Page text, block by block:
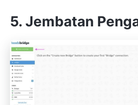
5. Jembatan